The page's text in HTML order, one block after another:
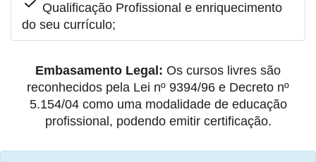
Qualificação Profissional e enriquecimento
do seu currículo;
Embasamento Legal: Os cursos livres são
reconhecidos pela Lei nº 9394/96 e Decreto nº
5.154/04 como uma modalidade de educação
profissional, podendo emitir certificação.